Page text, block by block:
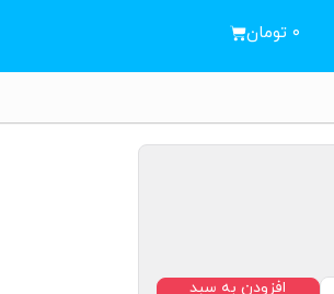
۰ تومان
افزودن به سبد